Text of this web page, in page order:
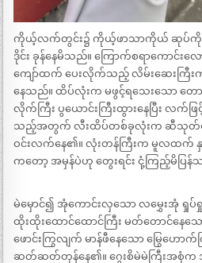
ကိုယ့်လက်တွင်း၌ ကိုယ့်ဖာသာကိုယ် ဆုပ်ကိုင်ထ
ဒိုင်း ခုန်နေမိသည်။ ကြောက်စရာကောင်
ကျော်ထက် ပေးလိုက်သည့် လိမ်းဆေးကြီး
နေသည်။ ထိပ်လုံးက မဖွင့်ရသေးသော တေ
လိုက်ကြီး ပွယောင်းကြီးထွားနေပြီး လက်
သည့်အတွက် လီးထိပ်တစ်ခုလုံးက ဆီသုတ်ထာ
ဝင်းလက်နေ၏။ လုံးတန်ကြီးက မူလထက်
ကတော့ အမှန်ပဲဟု တွေးရင်း ငုံ့ကြည့်မိပြန်
မဲမှောင်၍ အုံကောင်းလှသော လမွှေးအုံ ရှုပ်ရှု
ထိုးထိုးထောင်ထောင်ကြီး မတ်တောင်နေသော
ဖောင်းကြွလျက် မာန်ဖီနေသော မြွေဟေ
ဆတ်ဆတ်တုန်နေ၏။ ဂွေးစိမဲမဲကြီးအစုံက အ